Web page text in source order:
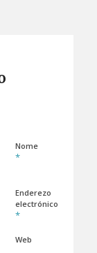
Nome
*
Enderezo
electrónico
*
Web